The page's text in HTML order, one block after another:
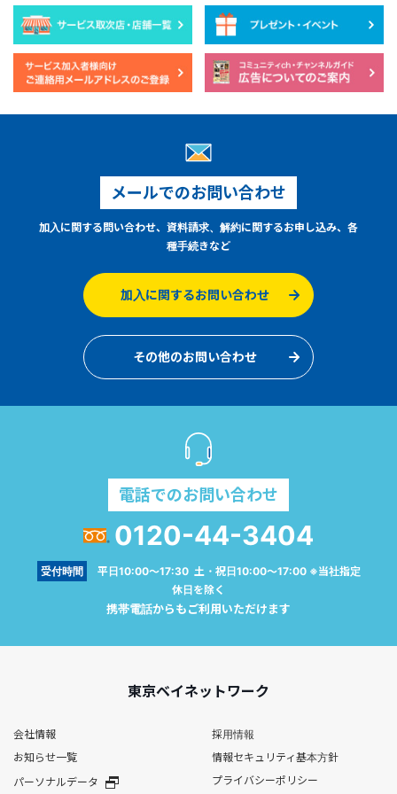
メールでのお問い合わせ
加入に関する問い合わせ、資料請求、解約に関するお申し込み、各
種手続きなど
加入に関するお問い合わせ
その他のお問い合わせ
電話でのお問い合わせ
0120-44-3404
受付時間
平日10:00～17:30 土・祝日10:00～17:00 ※当社指定
休日を除く
携帯電話からもご利用いただけます
東京ベイネットワーク
会社情報
採用情報
お知らせ一覧
情報セキュリティ基本方針
パーソナルデータ
プライバシーポリシー